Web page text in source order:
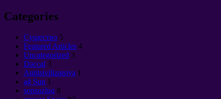
Categories
Cущество 5
Featured Articles 4
Uncategorized 3
Dəccal 3
Antitsivilizatsiya 1
ağ Sun 1
sonsuzluq 8